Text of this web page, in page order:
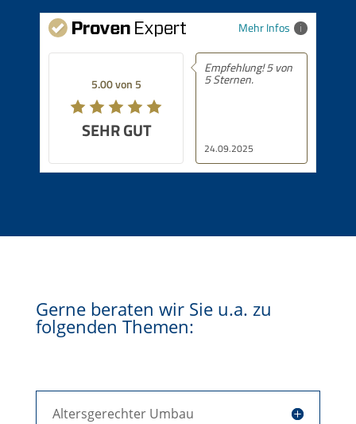
Mehr Infos
5.00 von 5
SEHR GUT
24.09.2025
Empfehlung! 5 von
5 Sternen.
Gerne beraten wir Sie u.a. zu
folgenden Themen:
Altersgerechter Umbau